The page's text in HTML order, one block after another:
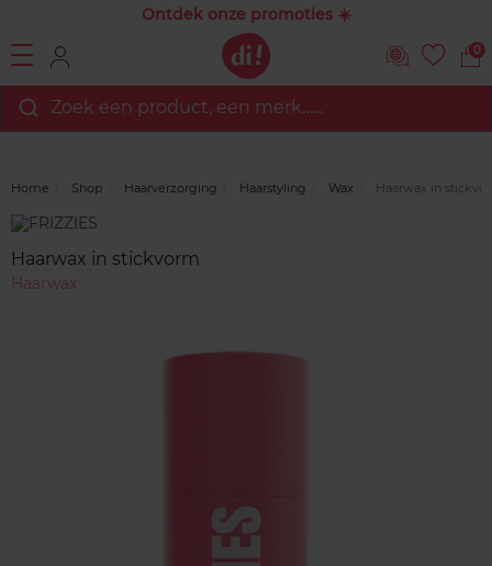
Ontdek onze promoties ☀️
0
Zoek een product, een merk…...
Home Shop Haarverzorging Haarstyling Wax Haarwax in
Merk
Haarwax in stickvorm
Haarwax